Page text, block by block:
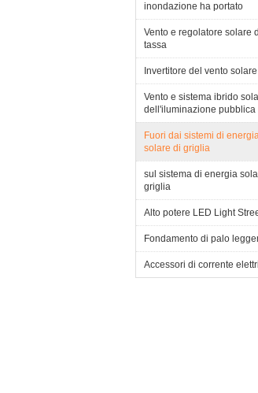
inondazione ha portato
Vento e regolatore solare
tassa
Invertitore del vento solare
Vento e sistema ibrido
dell'iluminazione pubblica
Fuori dai sistemi di
solare di griglia
sul sistema di energia
griglia
Alto potere LED Light
Fondamento di palo
Accessori di corrente